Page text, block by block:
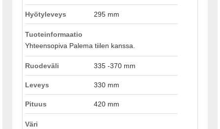
Hyötyleveys 295 mm
Tuoteinformaatio
Yhteensopiva Palema tiilen kanssa.
Ruodeväli 335 -370 mm
Leveys 330 mm
Pituus 420 mm
Väri